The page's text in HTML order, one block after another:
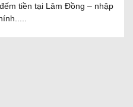
tiền tại Lâm Đồng – nhập